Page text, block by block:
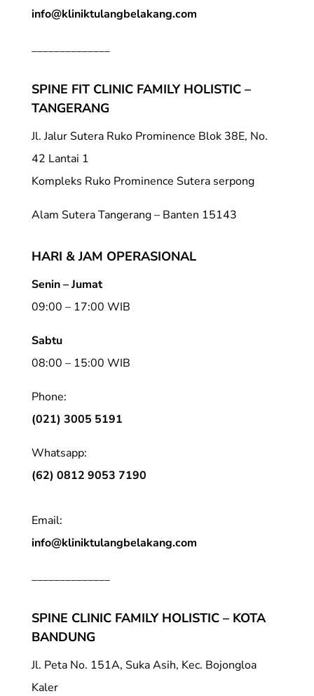
info@kliniktulangbelakang.com
______________
SPINE FIT CLINIC FAMILY HOLISTIC –
TANGERANG
Jl. Jalur Sutera Ruko Prominence Blok 38E, No.
42 Lantai 1
Kompleks Ruko Prominence Sutera serpong
Alam Sutera Tangerang – Banten 15143
HARI & JAM OPERASIONAL
Senin – Jumat
09:00 – 17:00 WIB
Sabtu
08:00 – 15:00 WIB
Phone:
(021) 3005 5191
Whatsapp:
(62) 0812 9053 7190
Email:
info@kliniktulangbelakang.com
______________
SPINE CLINIC FAMILY HOLISTIC – KOTA
BANDUNG
Jl. Peta No. 151A, Suka Asih, Kec. Bojongloa
Kaler